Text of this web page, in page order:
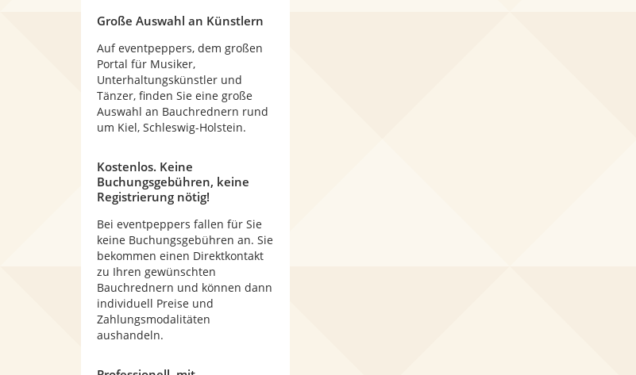
Große Auswahl an Künstlern
Auf eventpeppers, dem großen
Portal für Musiker,
Unterhaltungskünstler und
Tänzer, finden Sie eine große
Auswahl an Bauchrednern rund
um Kiel, Schleswig-Holstein.
Kostenlos. Keine
Buchungsgebühren, keine
Registrierung nötig!
Bei eventpeppers fallen für Sie
keine Buchungsgebühren an. Sie
bekommen einen Direktkontakt
zu Ihren gewünschten
Bauchrednern und können dann
individuell Preise und
Zahlungsmodalitäten
aushandeln.